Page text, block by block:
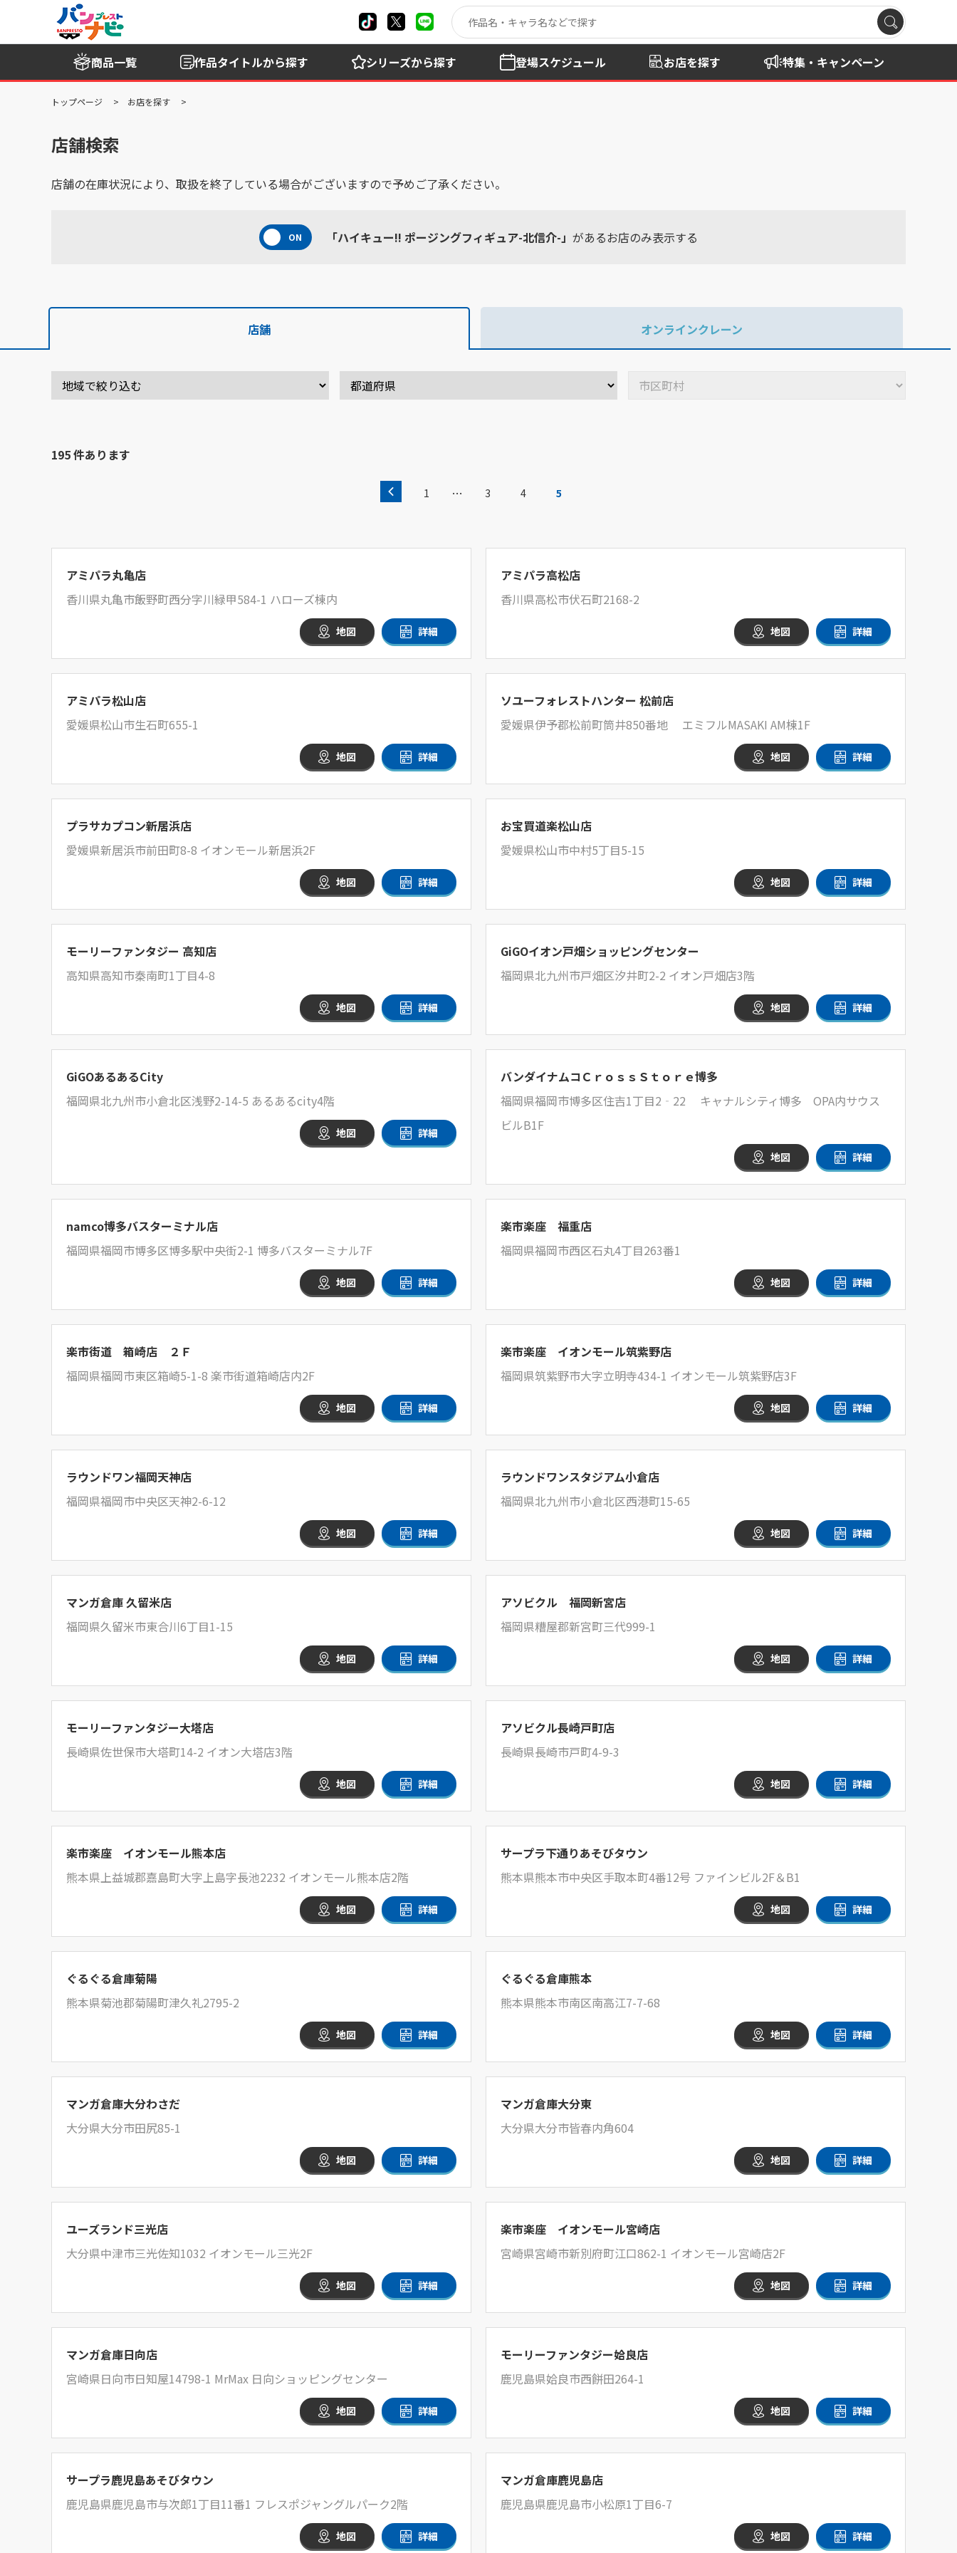
商品一覧 作品タイトルから探す シリーズから探す 登場スケジュール お店を探す 特集・キャンペーン
トップページ お店を探す
店舗検索
店舗の在庫状況により、取扱を終了している場合がございますので予めご了承ください。
「ハイキュー!! ポージングフィギュア-北信介-」 があるお店のみ表示する
店舗 オンラインクレーン
195 件あります
1 … 3 4 5
アミパラ丸亀店
香川県丸亀市飯野町西分字川緑甲584-1 ハローズ棟内
地図 詳細
アミパラ高松店
香川県高松市伏石町2168-2
地図 詳細
アミパラ松山店
愛媛県松山市生石町655-1
地図 詳細
ソユーフォレストハンター 松前店
愛媛県伊予郡松前町筒井850番地 エミフルMASAKI AM棟1F
地図 詳細
プラサカプコン新居浜店
愛媛県新居浜市前田町8-8 イオンモール新居浜2F
地図 詳細
お宝買道楽松山店
愛媛県松山市中村5丁目5-15
地図 詳細
モーリーファンタジー 高知店
高知県高知市秦南町1丁目4-8
地図 詳細
GiGOイオン戸畑ショッピングセンター
福岡県北九州市戸畑区汐井町2-2 イオン戸畑店3階
地図 詳細
GiGOあるあるCity
福岡県北九州市小倉北区浅野2-14-5 あるあるcity4階
地図 詳細
バンダイナムコＣｒｏｓｓＳｔｏｒｅ博多
福岡県福岡市博多区住吉1丁目2‐22 キャナルシティ博多 OPA内サウス
ビルB1F
地図 詳細
namco博多バスターミナル店
福岡県福岡市博多区博多駅中央街2-1 博多バスターミナル7F
地図 詳細
楽市楽座 福重店
福岡県福岡市西区石丸4丁目263番1
地図 詳細
楽市街道 箱崎店 ２Ｆ
福岡県福岡市東区箱崎5-1-8 楽市街道箱崎店内2F
地図 詳細
楽市楽座 イオンモール筑紫野店
福岡県筑紫野市大字立明寺434-1 イオンモール筑紫野店3F
地図 詳細
ラウンドワン福岡天神店
福岡県福岡市中央区天神2-6-12
地図 詳細
ラウンドワンスタジアム小倉店
福岡県北九州市小倉北区西港町15-65
地図 詳細
マンガ倉庫 久留米店
福岡県久留米市東合川6丁目1-15
地図 詳細
アソビクル 福岡新宮店
福岡県糟屋郡新宮町三代999-1
地図 詳細
モーリーファンタジー大塔店
長崎県佐世保市大塔町14-2 イオン大塔店3階
地図 詳細
アソビクル長崎戸町店
長崎県長崎市戸町4-9-3
地図 詳細
楽市楽座 イオンモール熊本店
熊本県上益城郡嘉島町大字上島字長池2232 イオンモール熊本店2階
地図 詳細
サープラ下通りあそびタウン
熊本県熊本市中央区手取本町4番12号 ファインビル2F＆B1
地図 詳細
ぐるぐる倉庫菊陽
熊本県菊池郡菊陽町津久礼2795-2
地図 詳細
ぐるぐる倉庫熊本
熊本県熊本市南区南高江7-7-68
地図 詳細
マンガ倉庫大分わさだ
大分県大分市田尻85-1
地図 詳細
マンガ倉庫大分東
大分県大分市皆春内角604
地図 詳細
ユーズランド三光店
大分県中津市三光佐知1032 イオンモール三光2F
地図 詳細
楽市楽座 イオンモール宮崎店
宮崎県宮崎市新別府町江口862-1 イオンモール宮崎店2F
地図 詳細
マンガ倉庫日向店
宮崎県日向市日知屋14798-1 MrMax 日向ショッピングセンター
地図 詳細
モーリーファンタジー姶良店
鹿児島県姶良市西餅田264-1
地図 詳細
サープラ鹿児島あそびタウン
鹿児島県鹿児島市与次郎1丁目11番1 フレスポジャングルパーク2階
地図 詳細
マンガ倉庫鹿児島店
鹿児島県鹿児島市小松原1丁目6-7
地図 詳細